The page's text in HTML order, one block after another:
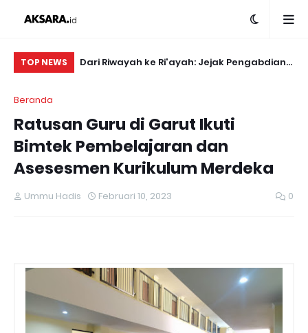
TOP NEWS
Bupati Garut
Dari Riwayah ke Ri'ayah: Jejak Pengabdian
Beranda
Ratusan Guru di Garut Ikuti
Bimtek Pembelajaran dan
Asesesmen Kurikulum Merdeka
Ummu Hadis Februari 10, 2023 0